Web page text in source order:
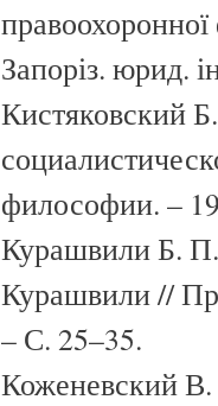
Запоріз. юрид.
Кистяковский
философии. –
Курашвили Б.
Курашвили //
– С. 25–35.
Коженевский В.